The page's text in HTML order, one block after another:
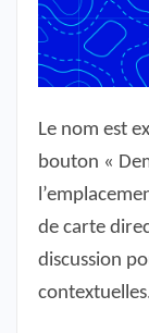
Le nom est
bouton «
de carte
discussion